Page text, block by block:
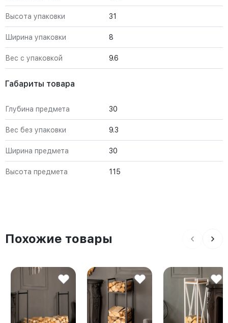
Высота упаковки 31
Ширина упаковки 8
Вес с упаковкой 9.6
Габариты товара
Глубина предмета 30
Вес без упаковки 9.3
Ширина предмета 30
Высота предмета 115
Похожие товары